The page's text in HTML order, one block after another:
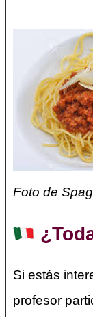
Foto de
Si estás
profesor